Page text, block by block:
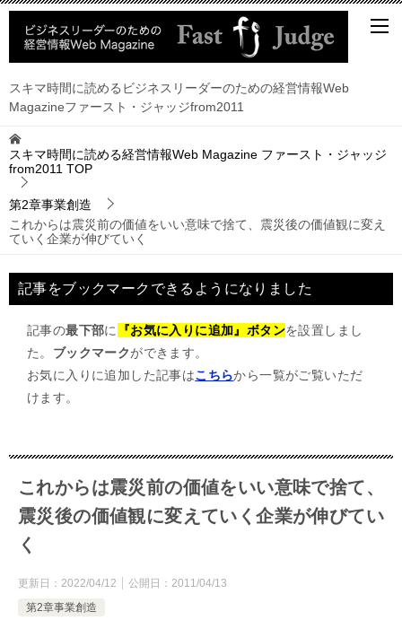
スキマ時間に読めるビジネスリーダーのための経営情報Web
Magazineファースト・ジャッジfrom2011
スキマ時間に読める経営情報Web Magazine ファースト・ジャッジ
from2011 TOP
第2章事業創造
これからは震災前の価値をいい意味で捨て、震災後の価値観に変え
ていく企業が伸びていく
記事をブックマークできるようになりました
記事の最下部に 『お気に入りに追加』ボタンを設置しまし
た。 ブックマークができます。
お気に入りに追加した記事はこちらから一覧がご覧いただ
けます。
これからは震災前の価値をいい意味で捨て、
震災後の価値観に変えていく企業が伸びてい
く
更新日： 2022/04/12 公開日： 2011/04/13
第2章事業創造